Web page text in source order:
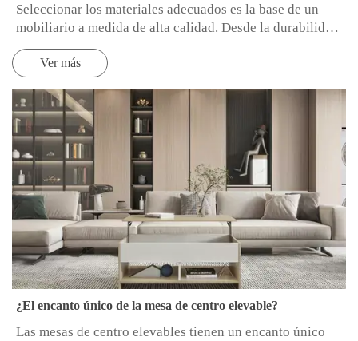
Seleccionar los materiales adecuados es la base de un
mobiliario a medida de alta calidad. Desde la durabilidad
hasta el respeto por el medio ambiente, cada elección
influye en la funcionalidad y el estilo del producto final.
Esta guía desglosa los aspectos esenciales para ayudarle
a tomar decisiones con conocimiento de causa.
Ver más
¿El encanto único de la mesa de centro elevable?
Las mesas de centro elevables tienen un encanto único